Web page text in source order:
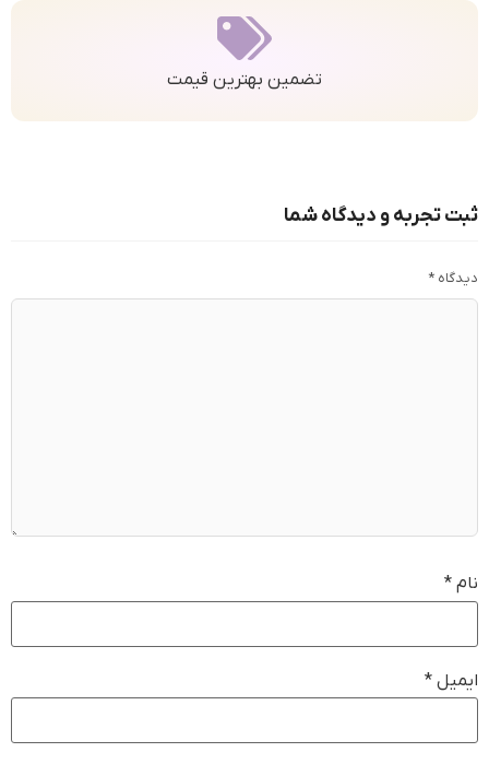
تضمین بهترین قیمت
ثبت تجربه و دیدگاه شما
دیدگاه *
نام *
ایمیل *